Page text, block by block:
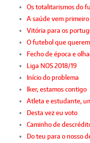
Os totalitarismos do
A saúde vem primeiro
Vitória para os
O futebol que
Fecho de época e
Liga NOS 2018/19
Início do problema
Iker, estamos contigo
Atleta e estudante,
Desta vez eu voto
Caminho de
Do teu para o nosso